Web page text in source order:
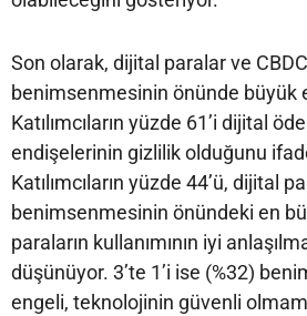
Son olarak, dijital paralar ve
benimsenmesinin önünde büyük
Katılımcıların yüzde 61’i dijital
endişelerinin gizlilik olduğunu
Katılımcıların yüzde 44’ü, dijital
benimsenmesinin önündeki en
paraların kullanımının iyi
düşünüyor. 3’te 1’i ise (%32)
engeli, teknolojinin güvenli